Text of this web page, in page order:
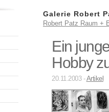
Galerie Robert
Robert Patz Raum +
Ein
Hobby
20.11.2003 -Artikel